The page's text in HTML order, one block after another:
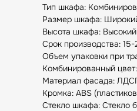
Тип шкафа:
Размер шкафа:
Высота шкафа: Высокий
Срок производства:
Объем упаковки при
Комбинированный
Материал фасада:
Кромка: ABS
Стекло шкафа: Стекло